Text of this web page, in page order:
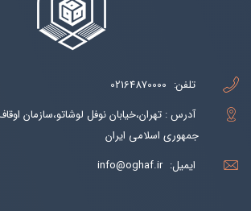
تلفن: 02164870000
آدرس : تهران،خیابان نوفل لوشاتو،سازمان
جمهوری اسلامی ایران
ایمیل: info@oghaf.ir